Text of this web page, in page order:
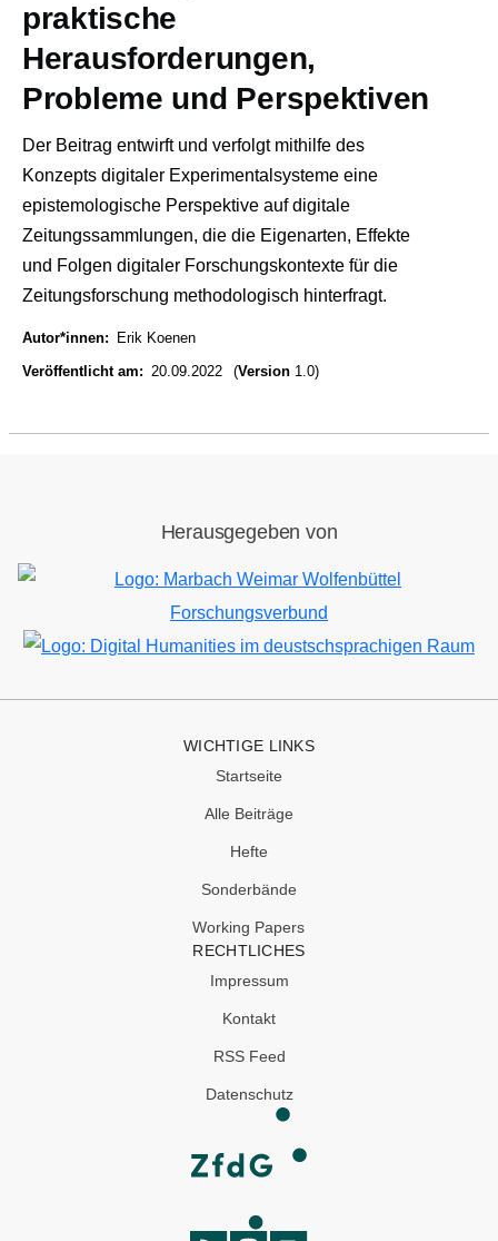
praktische
Herausforderungen,
Probleme und Perspektiven
Der Beitrag entwirft und verfolgt mithilfe des
Konzepts digitaler Experimentalsysteme eine
epistemologische Perspektive auf digitale
Zeitungssammlungen, die die Eigenarten, Effekte
und Folgen digitaler Forschungskontexte für die
Zeitungsforschung methodologisch hinterfragt.
Autor*innen
Erik Koenen
Veröffentlicht am
20.09.2022 (Version 1.0)
Herausgegeben von
Bild
Bild
WICHTIGE LINKS
Startseite
Alle Beiträge
Hefte
Sonderbände
Working Papers
RECHTLICHES
Impressum
Kontakt
RSS Feed
Datenschutz